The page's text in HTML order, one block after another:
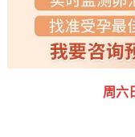
周六